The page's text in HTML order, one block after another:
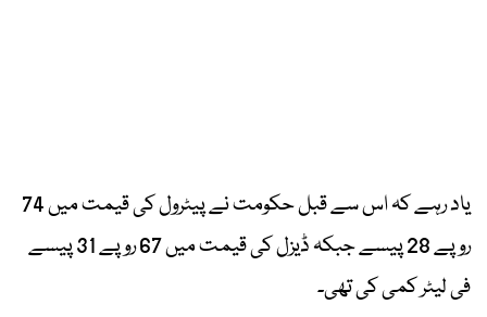
یاد رہے کہ اس سے قبل حکومت نے پیٹرول کی قیمت میں 74
روپے 28 پیسے جبکہ ڈیزل کی قیمت میں 67 روپے 31 پیسے
فی لیٹر کمی کی تھی۔